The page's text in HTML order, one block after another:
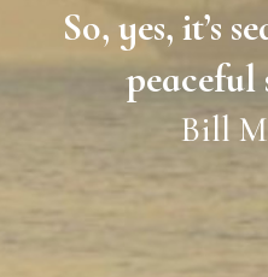
So, yes, it’s
peaceful
Bill